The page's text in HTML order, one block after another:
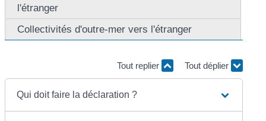
l'étranger
Collectivités d'outre-mer vers l'étranger
Tout replier Tout déplier
Qui doit faire la déclaration ?